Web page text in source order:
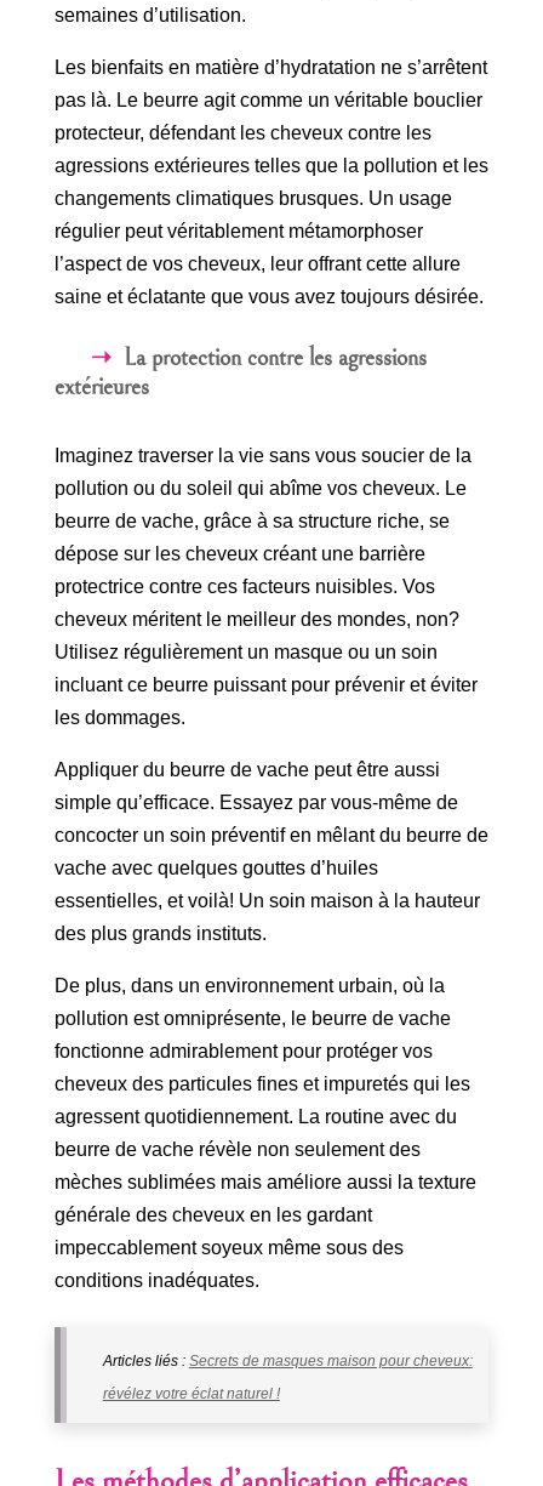
semaines d’utilisation.
Les bienfaits en matière d’hydratation ne s’arrêtent
pas là. Le beurre agit comme un véritable bouclier
protecteur, défendant les cheveux contre les
agressions extérieures telles que la pollution et les
changements climatiques brusques. Un usage
régulier peut véritablement métamorphoser
l’aspect de vos cheveux, leur offrant cette allure
saine et éclatante que vous avez toujours désirée.
La protection contre les agressions
extérieures
Imaginez traverser la vie sans vous soucier de la
pollution ou du soleil qui abîme vos cheveux. Le
beurre de vache, grâce à sa structure riche, se
dépose sur les cheveux créant une barrière
protectrice contre ces facteurs nuisibles. Vos
cheveux méritent le meilleur des mondes, non?
Utilisez régulièrement un masque ou un soin
incluant ce beurre puissant pour prévenir et éviter
les dommages.
Appliquer du beurre de vache peut être aussi
simple qu’efficace. Essayez par vous-même de
concocter un soin préventif en mêlant du beurre de
vache avec quelques gouttes d’huiles
essentielles, et voilà! Un soin maison à la hauteur
des plus grands instituts.
De plus, dans un environnement urbain, où la
pollution est omniprésente, le beurre de vache
fonctionne admirablement pour protéger vos
cheveux des particules fines et impuretés qui les
agressent quotidiennement. La routine avec du
beurre de vache révèle non seulement des
mèches sublimées mais améliore aussi la texture
générale des cheveux en les gardant
impeccablement soyeux même sous des
conditions inadéquates.
Articles liés : Secrets de masques maison pour cheveux:
révélez votre éclat naturel !